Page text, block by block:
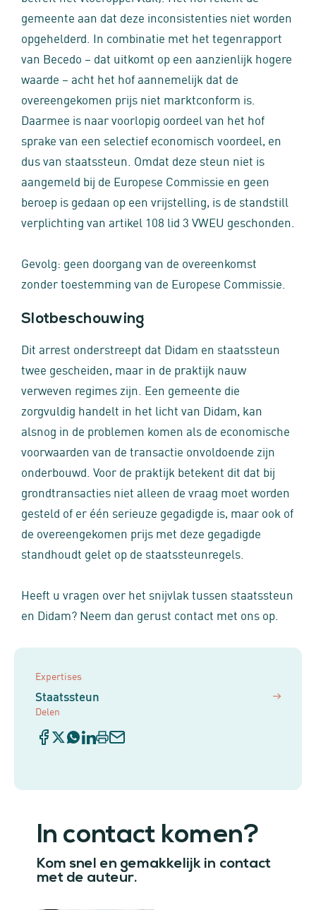
gemeente aan dat deze inconsistenties niet worden
opgehelderd. In combinatie met het tegenrapport
van Becedo – dat uitkomt op een aanzienlijk hogere
waarde – acht het hof aannemelijk dat de
overeengekomen prijs niet marktconform is.
Daarmee is naar voorlopig oordeel van het hof
sprake van een selectief economisch voordeel, en
dus van staatssteun. Omdat deze steun niet is
aangemeld bij de Europese Commissie en geen
beroep is gedaan op een vrijstelling, is de standstill
verplichting van artikel 108 lid 3 VWEU geschonden.
Gevolg: geen doorgang van de overeenkomst
zonder toestemming van de Europese Commissie.
Slotbeschouwing
Dit arrest onderstreept dat Didam en staatssteun
twee gescheiden, maar in de praktijk nauw
verweven regimes zijn. Een gemeente die
zorgvuldig handelt in het licht van Didam, kan
alsnog in de problemen komen als de economische
voorwaarden van de transactie onvoldoende zijn
onderbouwd. Voor de praktijk betekent dit dat bij
grondtransacties niet alleen de vraag moet worden
gesteld of er één serieuze gegadigde is, maar ook of
de overeengekomen prijs met deze gegadigde
standhoudt gelet op de staatssteunregels.
Heeft u vragen over het snijvlak tussen staatssteun
en Didam? Neem dan gerust contact met ons op.
Expertises
Staatssteun
Delen
In contact komen?
Kom snel en gemakkelijk in contact
met de auteur.